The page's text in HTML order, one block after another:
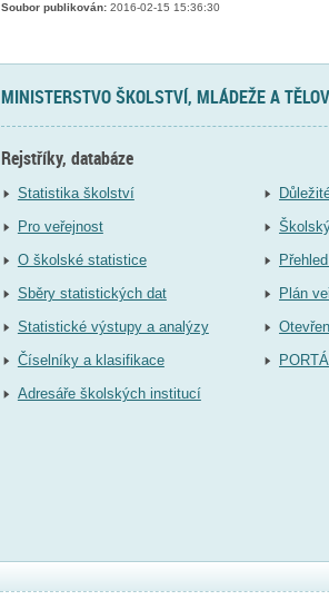
Soubor publikován:2016-02-15 15:36:30
MINISTERSTVO ŠKOLSTVÍ, MLÁDEŽE A
Rejstříky, databáze
Statistika školství
Pro veřejnost
O školské statistice
Sběry statistických dat
Statistické výstupy a analýzy
Číselníky a klasifikace
Adresáře školských institucí
Plán